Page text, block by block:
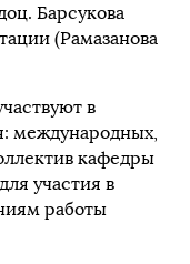
Барсукова
(Рамазанова
в
международных,
кафедры
участия в
работы